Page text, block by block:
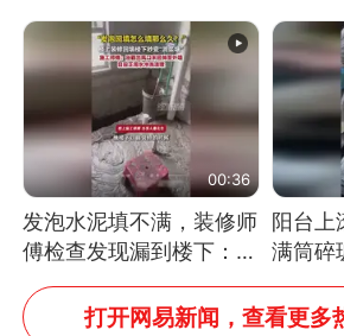
网友：果然言传不如身
教！
没有
00:36
发泡水泥填不满，装修师
傅检查发现漏到楼下：出
风口未延伸到外墙
阳台上
满筒碎
称是人
洗衣机
打开网易新闻，查看更多